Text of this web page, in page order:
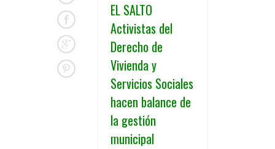
EL SALTO
Activistas del
Derecho de
Vivienda y
Servicios Sociales
hacen balance de
la gestión
municipal